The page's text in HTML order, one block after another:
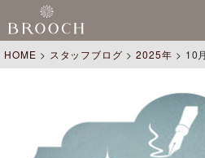
HOME > スタッフブログ >2025年 > 10月